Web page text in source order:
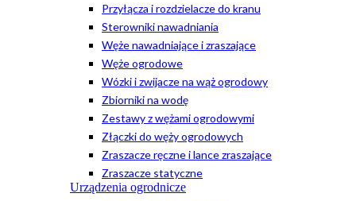
Przyłącza i rozdzielacze do kranu
Sterowniki nawadniania
Węże nawadniające i zraszające
Węże ogrodowe
Wózki i zwijacze na wąż ogrodowy
Zbiorniki na wodę
Zestawy z wężami ogrodowymi
Złączki do węży ogrodowych
Zraszacze ręczne i lance zraszające
Zraszacze statyczne
Urządzenia ogrodnicze